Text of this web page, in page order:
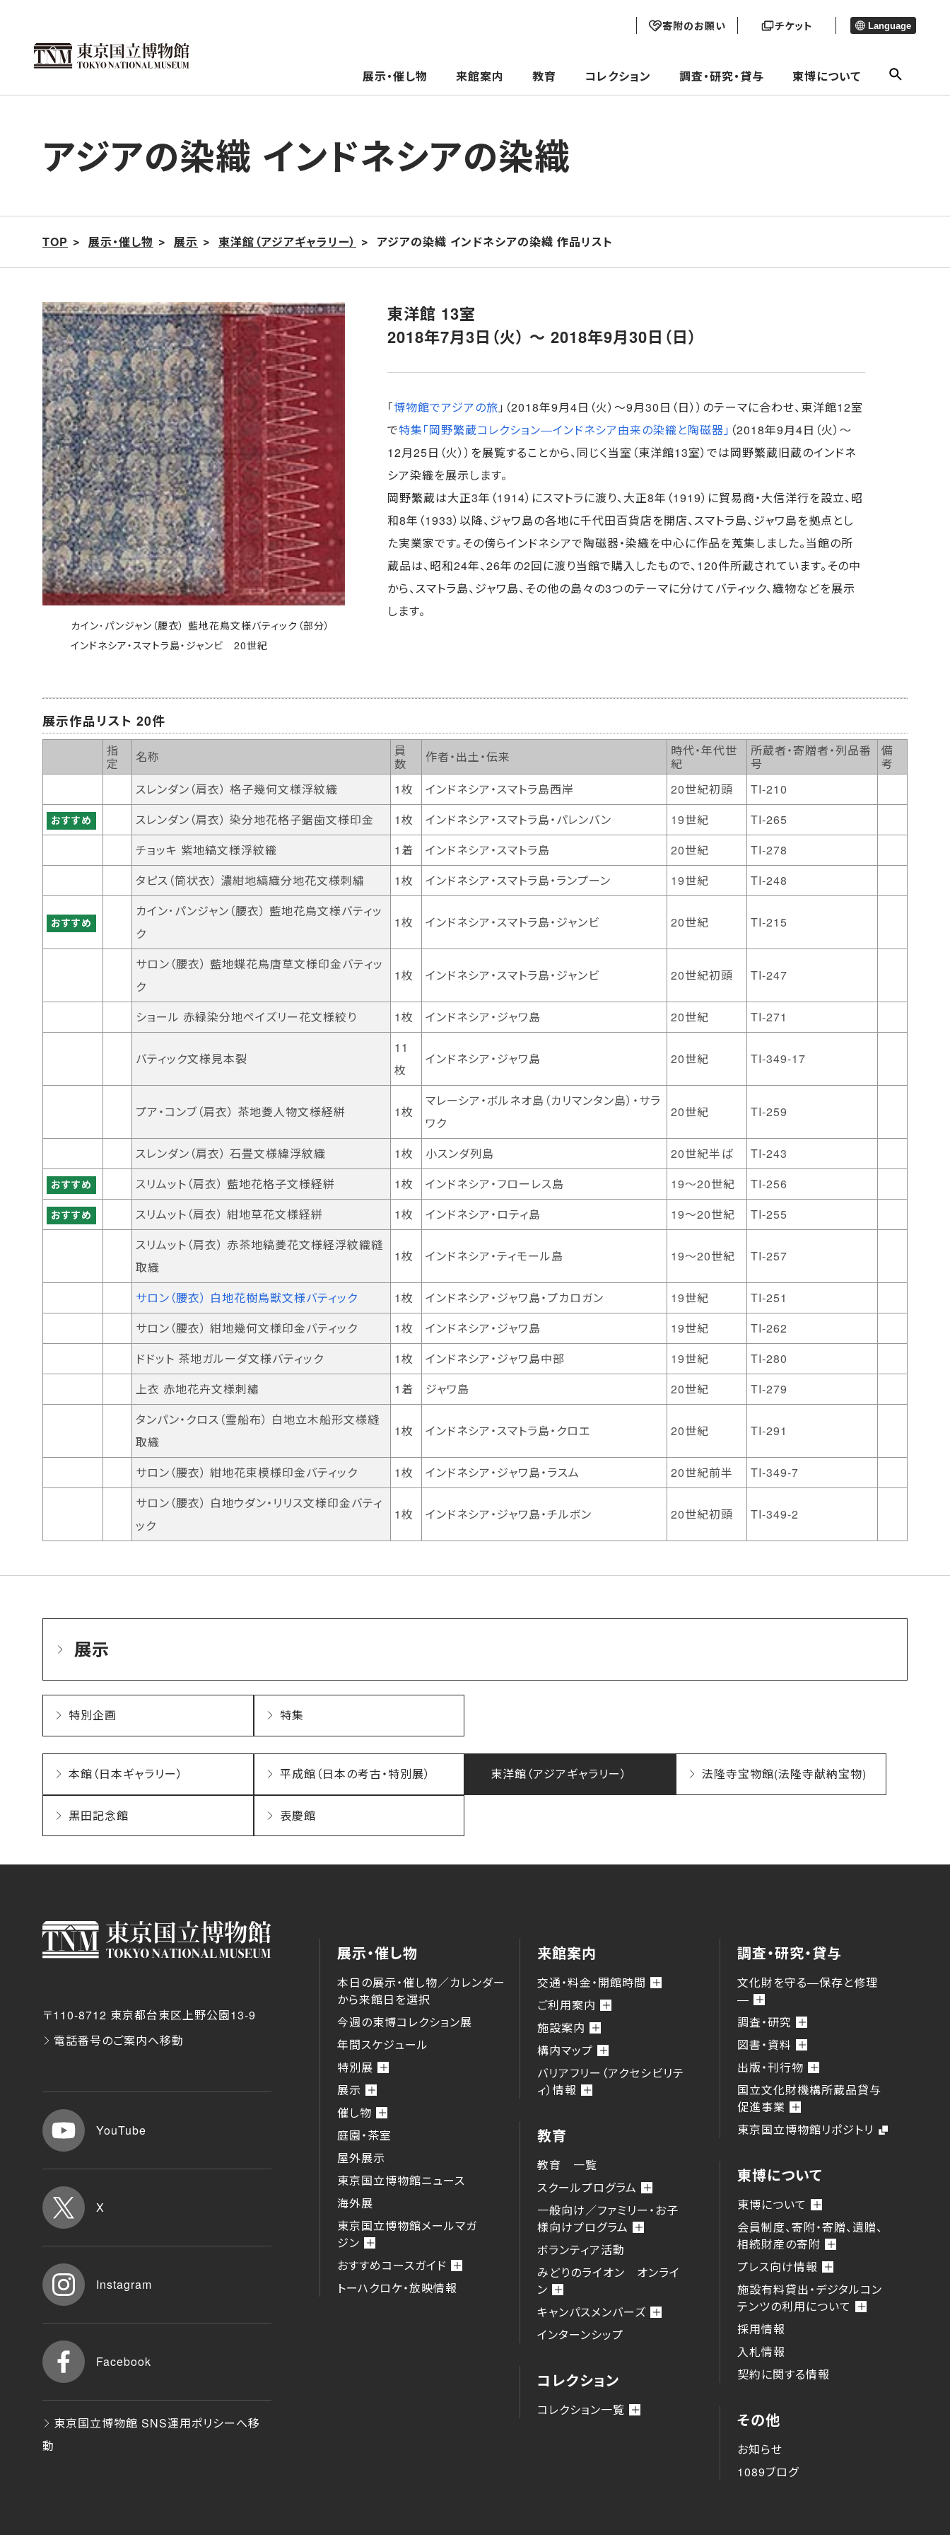
移
寄附のお願い チケット Language
展示・催し物 来館案内 教育 コレクション 調査・研究・貸与 東博について
アジアの染織 インドネシアの染織
TOP 展示・催し物 展示 東洋館（アジアギャラリー） アジアの染織 インドネシアの染織 作品リスト
カイン･パンジャン（腰衣） 藍地花鳥文様バティック（部分）
インドネシア・スマトラ島・ジャンビ 20世紀
東洋館 13室
2018年7月3日（火） ～ 2018年9月30日（日）
「博物館でアジアの旅」（2018年9月4日（火）～9月30日（日））のテーマに合わせ、東洋館12室
で特集「岡野繁蔵コレクション―インドネシア由来の染織と陶磁器」 （2018年9月4日（火）～
12月25日（火））を展覧することから、同じく当室（東洋館13室）では岡野繁蔵旧蔵のインドネ
シア染織を展示します。
岡野繁蔵は大正3年（1914）にスマトラに渡り、大正8年（1919）に貿易商・大信洋行を設立、昭
和8年（1933）以降、ジャワ島の各地に千代田百貨店を開店、スマトラ島、ジャワ島を拠点とし
た実業家です。その傍らインドネシアで陶磁器・染織を中心に作品を蒐集しました。当館の所
蔵品は、昭和24年、26年の2回に渡り当館で購入したもので、120件所蔵されています。その中
から、スマトラ島、ジャワ島、その他の島々の3つのテーマに分けてバティック、織物などを展示
します。
展示作品リスト 20件
指
定
名称
員
数
作者・出土・伝来
時代・年代世
紀
所蔵者・寄贈者・列品番
号
備
考
スレンダン（肩衣） 格子幾何文様浮紋織
1枚 インドネシア・スマトラ島西岸 20世紀初頭 TI-210
おすすめ スレンダン（肩衣） 染分地花格子鋸歯文様印金 1枚 インドネシア・スマトラ島・パレンバン 19世紀
TI-265
チョッキ 紫地縞文様浮紋織
1着 インドネシア・スマトラ島 20世紀
TI-278
タピス（筒状衣） 濃紺地縞織分地花文様刺繡
1枚 インドネシア・スマトラ島・ランプーン 19世紀 TI-248
おすすめ
カイン･パンジャン（腰衣） 藍地花鳥文様バティッ
ク
1枚 インドネシア・スマトラ島・ジャンビ 20世紀 TI-215
サロン（腰衣） 藍地蝶花鳥唐草文様印金バティッ
ク
1枚 インドネシア・スマトラ島・ジャンビ 20世紀初頭 TI-247
ショール 赤緑染分地ペイズリー花文様絞り 1枚 インドネシア・ジャワ島 20世紀 TI-271
バティック文様見本裂
11
枚
インドネシア・ジャワ島 20世紀 TI-349-17
プア・コンブ（肩衣） 茶地菱人物文様経絣 1枚
マレーシア・ボルネオ島（カリマンタン島）・サラ
ワク
20世紀 TI-259
スレンダン（肩衣） 石畳文様緯浮紋織 1枚 小スンダ列島 20世紀半ば TI-243
おすすめ スリムット（肩衣） 藍地花格子文様経絣 1枚 インドネシア・フローレス島 19～20世紀 TI-256
おすすめ スリムット（肩衣） 紺地草花文様経絣 1枚 インドネシア・ロティ島 19～20世紀
TI-255
スリムット（肩衣） 赤茶地縞菱花文様経浮紋織縫
取織
1枚 インドネシア・ティモール島 19～20世紀 TI-257
サロン（腰衣） 白地花樹鳥獣文様バティック 1枚 インドネシア・ジャワ島・プカロガン 19世紀
TI-251
サロン（腰衣） 紺地幾何文様印金バティック
1枚 インドネシア・ジャワ島 19世紀
TI-262
ドドット 茶地ガルーダ文様バティック
1枚 インドネシア・ジャワ島中部 19世紀
TI-280
上衣 赤地花卉文様刺繡
1着 ジャワ島 20世紀
TI-279
タンパン・クロス（霊船布） 白地立木船形文様縫
取織
1枚 インドネシア・スマトラ島・クロエ 20世紀 TI-291
サロン（腰衣） 紺地花束模様印金バティック 1枚 インドネシア・ジャワ島・ラスム 20世紀前半
TI-349-7
サロン（腰衣） 白地ウダン・リリス文様印金バティ
ック
1枚 インドネシア・ジャワ島・チルボン 20世紀初頭 TI-349-2
展示
特別企画 特集
本館（日本ギャラリー） 平成館（日本の考古・特別展） 東洋館（アジアギャラリー） 法隆寺宝物館(法隆寺献納宝物)
黒田記念館 表慶館
〒110-8712 東京都台東区上野公園13-9
電話番号のご案内へ移動
YouTube
X
Instagram
Facebook
東京国立博物館 SNS運用ポリシーへ移
動
展示・催し物
本日の展示・催し物／カレンダー
から来館⽇を選択
今週の東博コレクション展
年間スケジュール
特別展
展示
催し物
庭園・茶室
屋外展示
東京国立博物館ニュース
海外展
東京国立博物館メールマガ
ジン
おすすめコースガイド
トーハクロケ・放映情報
来館案内
交通・料金・開館時間
ご利用案内
施設案内
構内マップ
バリアフリー（アクセシビリテ
ィ）情報
教育
教育 一覧
スクールプログラム
一般向け／ファミリー・お子
様向けプログラム
ボランティア活動
みどりのライオン オンライ
ン
キャンパスメンバーズ
インターンシップ
コレクション
コレクション一覧
調査・研究・貸与
文化財を守る―保存と修理
―
調査・研究
図書・資料
出版・刊行物
国立文化財機構所蔵品貸与
促進事業
東京国立博物館リポジトリ
東博について
東博について
会員制度、寄附・寄贈、遺贈、
相続財産の寄附
プレス向け情報
施設有料貸出・デジタルコン
テンツの利用について
採用情報
入札情報
契約に関する情報
その他
お知らせ
1089ブログ